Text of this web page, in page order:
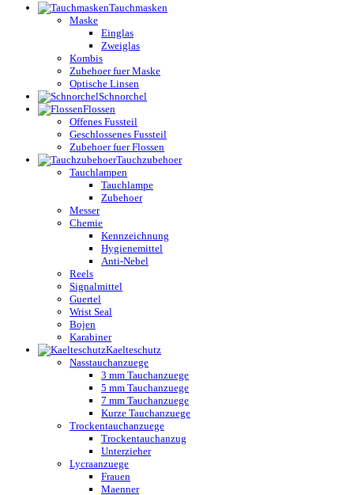
Tauchmasken
Maske
Einglas
Zweiglas
Kombis
Zubehoer fuer Maske
Optische Linsen
Schnorchel
Flossen
Offenes Fussteil
Geschlossenes Fussteil
Zubehoer fuer Flossen
Tauchzubehoer
Tauchlampen
Tauchlampe
Zubehoer
Messer
Chemie
Kennzeichnung
Hygienemittel
Anti-Nebel
Reels
Signalmittel
Guertel
Wrist Seal
Bojen
Karabiner
Kaelteschutz
Nasstauchanzuege
3 mm Tauchanzuege
5 mm Tauchanzuege
7 mm Tauchanzuege
Kurze Tauchanzuege
Trockentauchanzuege
Trockentauchanzug
Unterzieher
Lycraanzuege
Frauen
Maenner